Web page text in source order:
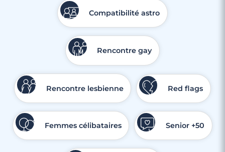
Compatibilité astro
Rencontre gay
Rencontre lesbienne Red flags
Femmes célibataires Senior +50